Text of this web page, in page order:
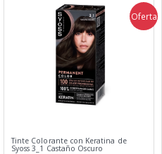
Oferta
Tinte Colorante con Keratina de
Syoss 3_1 Castaño Oscuro